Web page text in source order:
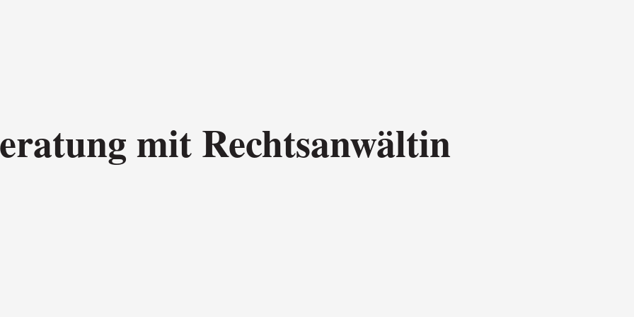
mit Rechtsanwältin